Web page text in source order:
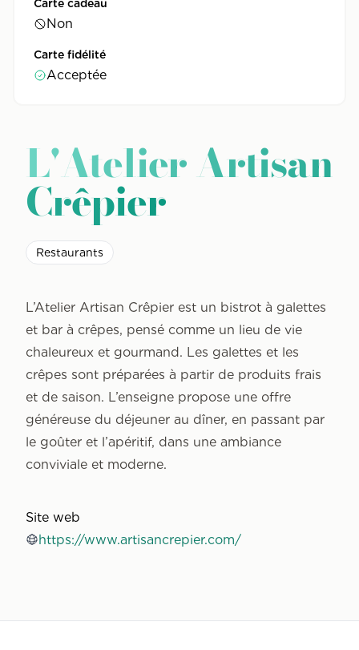
Carte cadeau
Non
Carte fidélité
Acceptée
L'Atelier Artisan
Crêpier
Restaurants
L’Atelier Artisan Crêpier est un bistrot à galettes
et bar à crêpes, pensé comme un lieu de vie
chaleureux et gourmand. Les galettes et les
crêpes sont préparées à partir de produits frais
et de saison. L’enseigne propose une offre
généreuse du déjeuner au dîner, en passant par
le goûter et l’apéritif, dans une ambiance
conviviale et moderne.
Site web
https://www.artisancrepier.com/